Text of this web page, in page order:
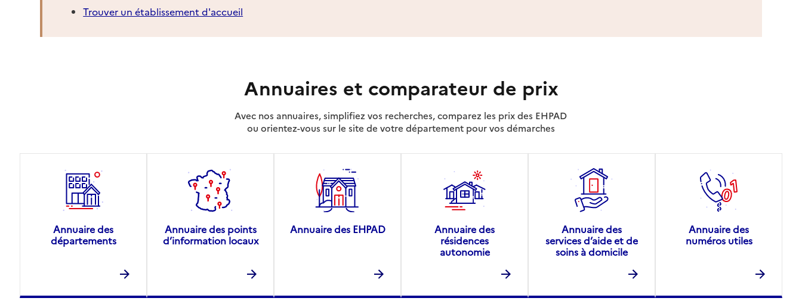
Trouver un établissement d'accueil
Annuaires et comparateur de prix
Avec nos annuaires, simplifiez vos recherches, comparez les prix des EHPAD
ou orientez-vous sur le site de votre département pour vos démarches
Annuaire des
départements
Annuaire des points
d’information locaux
Annuaire des EHPAD
Annuaire des
résidences
autonomie
Annuaire des
services d’aide et de
soins à domicile
Annuaire des
numéros utiles